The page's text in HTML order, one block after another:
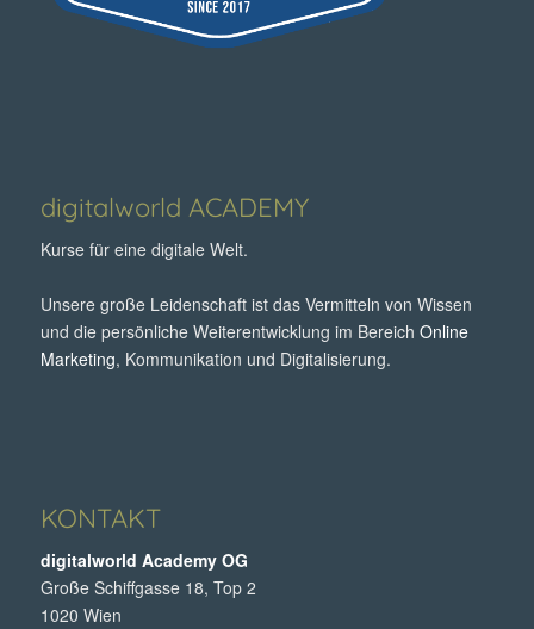
digitalworld ACADEMY
Kurse für eine digitale Welt.
Unsere große Leidenschaft ist das Vermitteln von Wissen
und die persönliche Weiterentwicklung im Bereich Online
Marketing, Kommunikation und Digitalisierung.
KONTAKT
digitalworld Academy OG
Große Schiffgasse 18, Top 2
1020 Wien